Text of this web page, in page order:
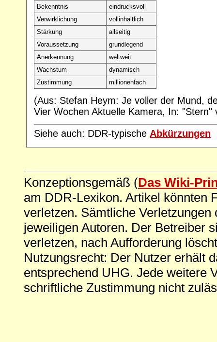
Bekenntnis
eindrucksvoll
Verwirklichung
vollinhaltlich
Stärkung
allseitig
Voraussetzung
grundlegend
Anerkennung
weltweit
Wachstum
dynamisch
Zustimmung
millionenfach
(Aus: Stefan Heym: Je voller der Mund,
Vier Wochen Aktuelle Kamera, In: "Stern"
Siehe auch: DDR-typische Abkürzungen
Konzeptionsgemäß (Das Wiki-
am DDR-Lexikon. Artikel könnten
verletzen. Sämtliche
jeweiligen Autoren. Der Betreiber
verletzen, nach Aufforderung
Nutzungsrecht: Der Nutzer erhält
entsprechend UHG. Jede weitere
schriftliche Zustimmung nicht